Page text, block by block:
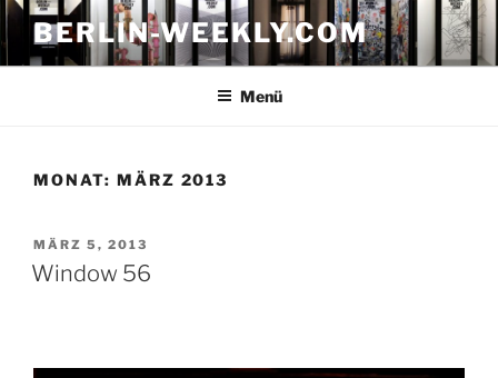
Zum
Inhalt
springen
BERLIN-WEEKLY.COM
Menü
MONAT: MÄRZ 2013
VERÖFFENTLICHT
AM
MÄRZ 5, 2013
Window 56